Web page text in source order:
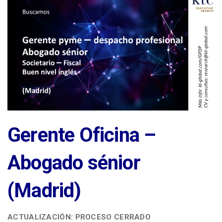
Gerente Oficina –
Abogado sénior
(Madrid)
ACTUALIZACIÓN: PROCESO CERRADO